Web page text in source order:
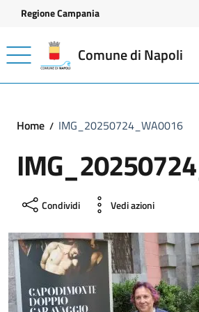
Vai ai contenuti
Vai al footer
Regione Campania
Comune di Napoli
Home IMG_20250724_WA0016
Condividi Vedi azioni